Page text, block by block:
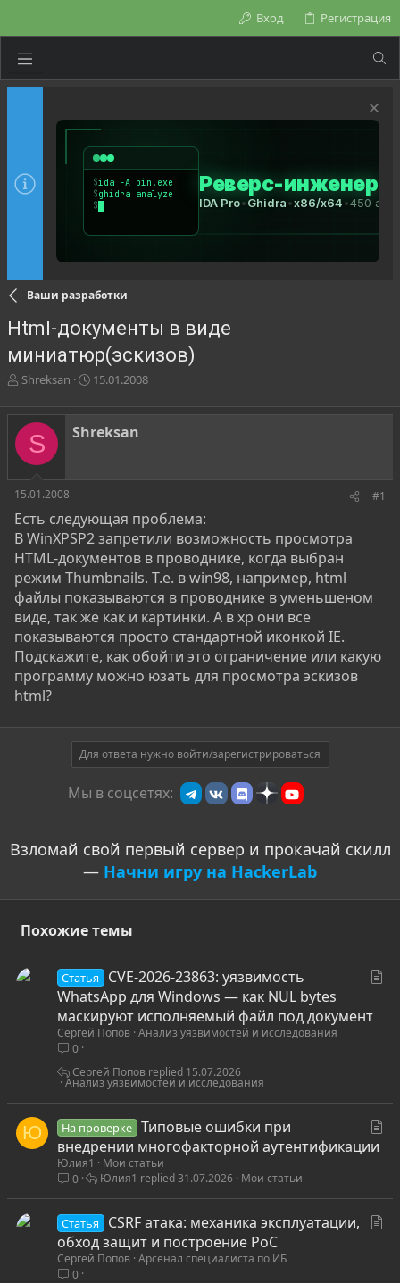
Вход Регистрация
Ваши разработки
Html-документы в виде
миниатюр(эскизов)
А
т
о
т
м
Shreksan
Д
т
а
н
а
15.01.2008
S Shreksan
15.01.2008 #1
Есть следующая проблема:
В WinXPSP2 запретили возможность просмотра
HTML-документов в проводнике, когда выбран
режим Thumbnails. Т.е. в win98, например, html
файлы показываются в проводнике в уменьшеном
виде, так же как и картинки. А в xp они все
показываются просто стандартной иконкой IE.
Подскажите, как обойти это ограничение или какую
программу можно юзать для просмотра эскизов
html?
Для ответа нужно войти/зарегистрироваться
Мы в соцсетях:
Взломай свой первый сервер и прокачай скилл
— Начни игру на HackerLab
Похожие темы
Статья
CVE-2026-23863: уязвимость
WhatsApp для Windows — как NUL bytes
маскируют исполняемый файл под документ
Сергей Попов Анализ уязвимостей и исследования
0
Анализ уязвимостей и исследования
15.07.2026
Сергей Попов
Ю
ь
На проверке Типовые ошибки при
внедрении многофакторной аутентификации
Юлия1
Мои статьи
0
Мои статьи
31.07.2026
Юлия1
Статья
CSRF атака: механика эксплуатации,
обход защит и построение PoC
Сергей Попов Арсенал специалиста по ИБ
0